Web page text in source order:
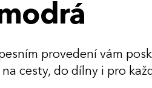
provedení vám
cesty, do dílny i pro